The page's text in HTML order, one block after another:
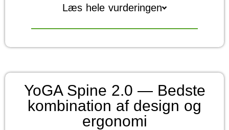
Læs hele vurderingen
YoGA Spine 2.0 — Bedste
kombination af design og
ergonomi